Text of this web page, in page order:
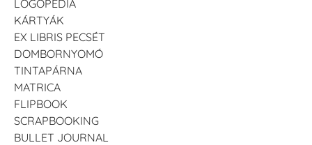
LOGOPÉDIA
KÁRTYÁK
EX LIBRIS PECSÉT
DOMBORNYOMÓ
TINTAPÁRNA
MATRICA
FLIPBOOK
SCRAPBOOKING
BULLET JOURNAL